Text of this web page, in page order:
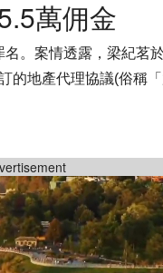
萬佣金
。案情透露，梁紀茗
的地產代理協議(俗稱